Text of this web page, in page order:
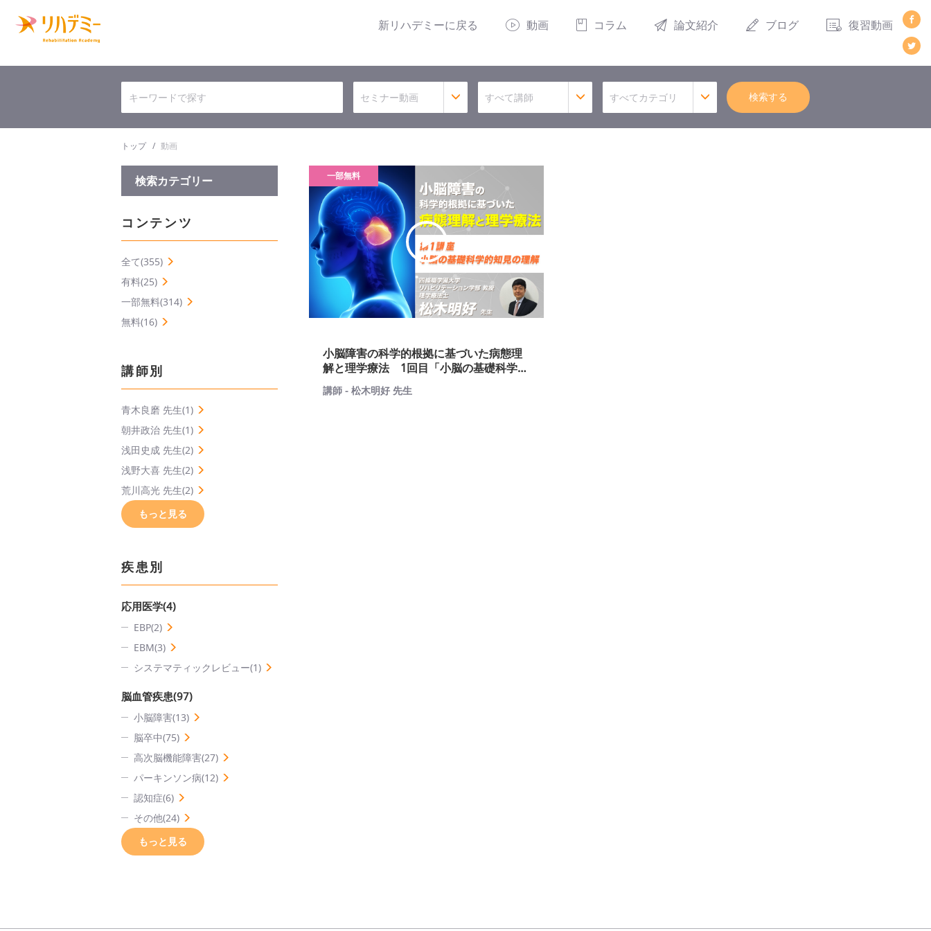
新リハデミーに戻る 動画 コラム 論文紹介 ブログ 復習動画
セミナー動画 すべて講師 すべてカテゴリ 検索する
トップ 動画
検索カテゴリー
コンテンツ
全て(355)
有料(25)
一部無料(314)
無料(16)
講師別
青木良磨 先生(1)
朝井政治 先生(1)
浅田史成 先生(2)
浅野大喜 先生(2)
荒川高光 先生(2)
もっと見る
疾患別
応用医学(4)
EBP(2)
EBM(3)
システマティックレビュー(1)
脳血管疾患(97)
小脳障害(13)
脳卒中(75)
高次脳機能障害(27)
パーキンソン病(12)
認知症(6)
その他(24)
もっと見る
一部無料
小脳障害の科学的根拠に基づいた病態理
解と理学療法 1回目「小脳の基礎科学的
知見の理解」
講師 - 松木明好 先生